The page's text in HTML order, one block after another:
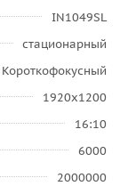
IN1049SL
стационарный
Короткофокусный
1920x1200
16:10
6000
2000000